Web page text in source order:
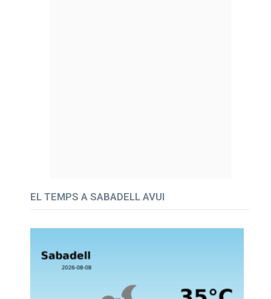
EL TEMPS A SABADELL AVUI